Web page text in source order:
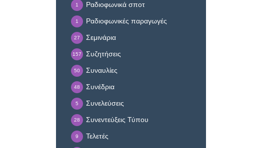
Ραδιοφωνικά σποτ
1
Ραδιοφωνικές παραγωγές
1
Σεμινάρια
27
Συζητήσεις
157
Συναυλίες
50
Συνέδρια
48
Συνελεύσεις
5
Συνεντεύξεις Τύπου
28
Τελετές
9